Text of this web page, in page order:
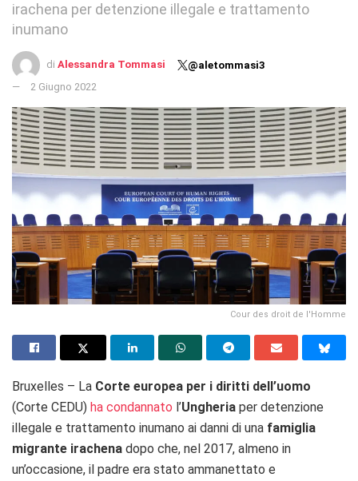
irachena per detenzione illegale e trattamento
inumano
di Alessandra Tommasi
@aletommasi3
2 Giugno 2022
Cour des droit de l'Homme
Bruxelles – La Corte europea per i diritti dell’uomo
(Corte CEDU) ha condannato l’Ungheria per detenzione
illegale e trattamento inumano ai danni di una famiglia
migrante irachena dopo che, nel 2017, almeno in
un’occasione, il padre era stato ammanettato e